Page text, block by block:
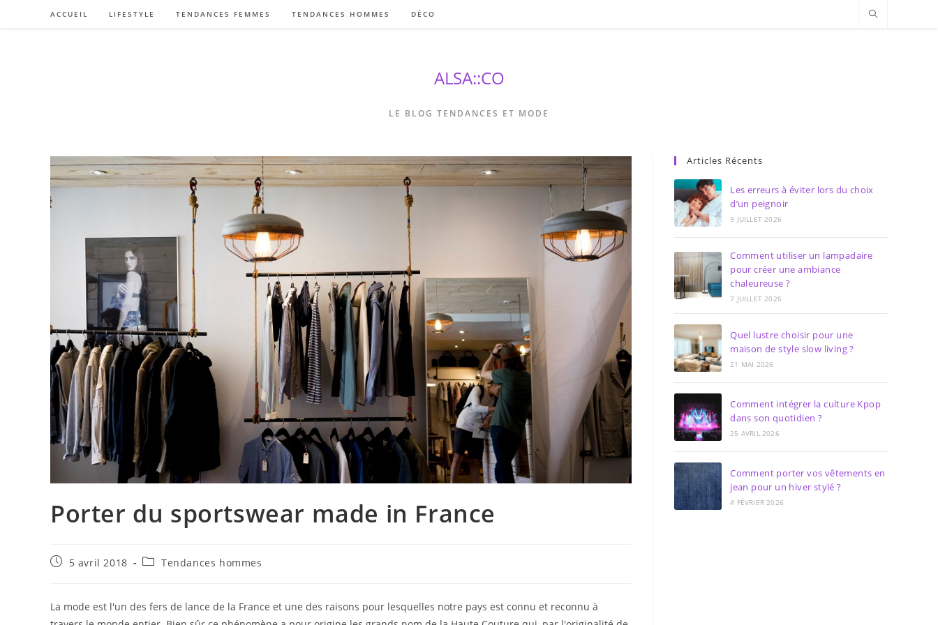
ACCUEIL LIFESTYLE TENDANCES FEMMES TENDANCES HOMMES DÉCO
ALSA::CO
LE BLOG TENDANCES ET MODE
Porter du sportswear made in France
Publication
5 avril 2018
PostTendances hommes
La mode est l'un des fers de lance de la France et une des raisons pour lesquelles notre pays est connu et reconnu à
Articles Récents
Les erreurs à éviter lors du choix
d’un peignoir
9 JUILLET 2026
Comment utiliser un lampadaire
pour créer une ambiance
chaleureuse ?
7 JUILLET 2026
Quel lustre choisir pour une
maison de style slow living ?
21 MAI 2026
Comment intégrer la culture Kpop
dans son quotidien ?
25 AVRIL 2026
Comment porter vos vêtements en
jean pour un hiver stylé ?
4 FÉVRIER 2026